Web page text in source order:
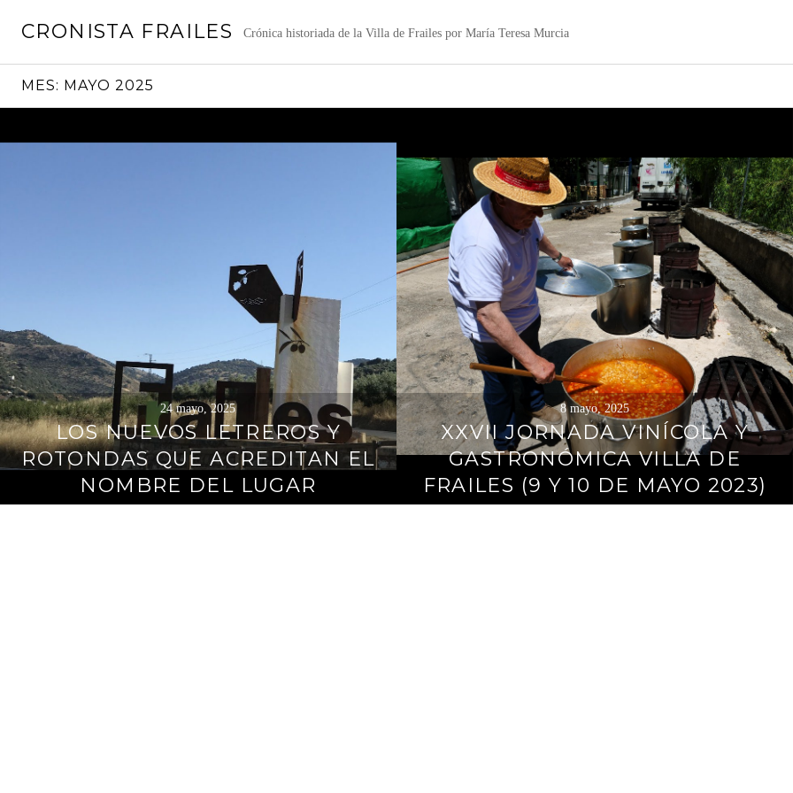
CRONISTA FRAILES Crónica historiada de la Villa de Frailes por María Teresa Murcia
MES: MAYO 2025
24 mayo, 2025
LOS NUEVOS LETREROS Y
ROTONDAS QUE ACREDITAN EL
NOMBRE DEL LUGAR
8 mayo, 2025
XXVII JORNADA VINÍCOLA Y
GASTRONÓMICA VILLA DE
FRAILES (9 Y 10 DE MAYO 2023)